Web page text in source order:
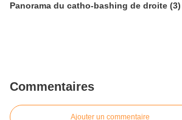
Panorama du catho-bashing de droite (3)
Commentaires
Ajouter un commentaire